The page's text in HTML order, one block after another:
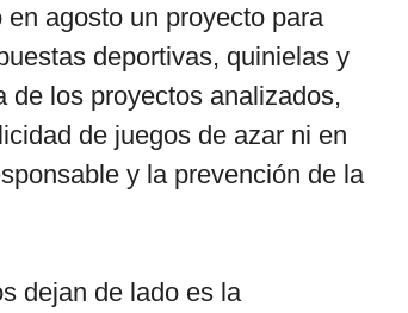
agosto un proyecto para
deportivas, quinielas y
de los proyectos analizados,
de juegos de azar ni en
y la prevención de la
dejan de lado es la